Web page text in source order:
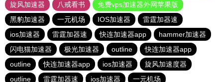
旋风加速器
八戒看书
免费vps加速器外网苹果版
黑豹加速器
一元机场 IOS加速器
雷霆加器速
ios加速器
雷霆加器速 快连加速器app
hammer加速器
闪电猫加速器
极光加速器 outline
快连加速器app
outline
快连加速器app ios加速器
旋风加速度器
outline
雷霆加器速 ios加速器 一元机场